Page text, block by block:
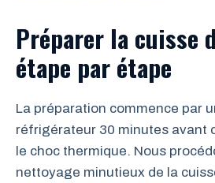
Préparer la cuisse
étape par étape
La préparation commence par
réfrigérateur 30 minutes avant
le choc thermique. Nous
nettoyage minutieux de la